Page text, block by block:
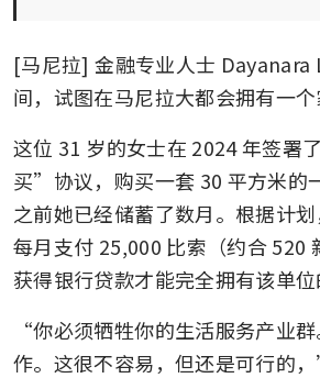
[马尼拉] 金融专业人士 Dayanara
间，试图在马尼拉大都会拥有一个
这位 31 岁的女士在 2024 年签署
买”协议，购买一套 30 平方米的
之前她已经储蓄了数月。根据计
每月支付 25,000 比索（约合 520
获得银行贷款才能完全拥有该单位
“你必须牺牲你的生活服务产业
作。这很不容易，但还是可行的